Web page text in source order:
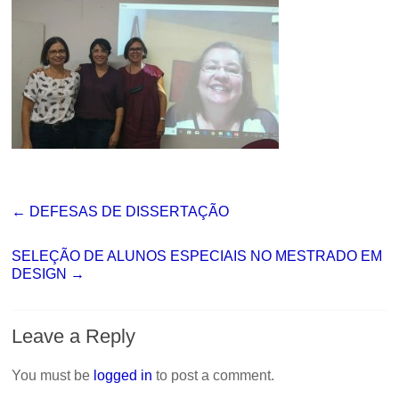
← DEFESAS DE DISSERTAÇÃO
SELEÇÃO DE ALUNOS ESPECIAIS NO MESTRADO EM
DESIGN →
Leave a Reply
You must be logged in to post a comment.